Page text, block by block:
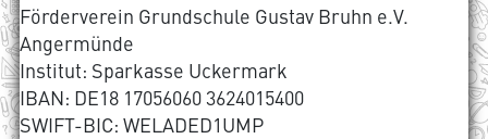
Förderverein Grundschule Gustav Bruhn e.V.
Angermünde
Institut: Sparkasse Uckermark
IBAN: DE18 17056060 3624015400
SWIFT-BIC: WELADED1UMP